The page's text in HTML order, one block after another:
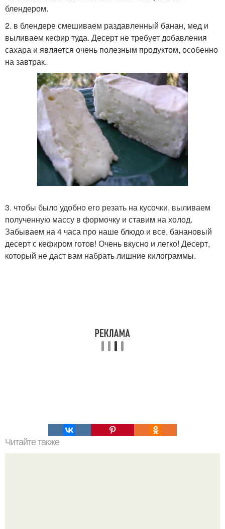
блендером.
2. в блендере смешиваем раздавленный банан, мед и
выливаем кефир туда. Десерт не требует добавления
сахара и является очень полезным продуктом, особенно
на завтрак.
3. чтобы было удобно его резать на кусочки, выливаем
полученную массу в формочку и ставим на холод.
Забываем на 4 часа про наше блюдо и все, банановый
десерт с кефиром готов! Очень вкусно и легко! Десерт,
который не даст вам набрать лишние килограммы.
Читайте также